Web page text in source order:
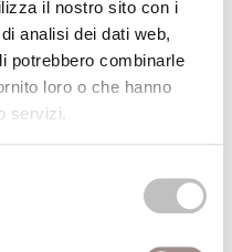
il nostro sito con i
analisi dei dati web,
potrebbero combinarle
loro o che hanno
servizi.